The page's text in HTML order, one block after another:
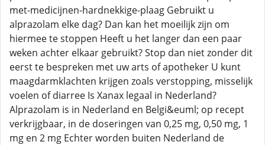
met-medicijnen-hardnekkige-plaag Gebruikt u
alprazolam elke dag? Dan kan het moeilijk zijn om
hiermee te stoppen Heeft u het langer dan een paar
weken achter elkaar gebruikt? Stop dan niet zonder dit
eerst te bespreken met uw arts of apotheker U kunt
maagdarmklachten krijgen zoals verstopping, misselijk
voelen of diarree Is Xanax legaal in Nederland?
Alprazolam is in Nederland en Belgi&euml; op recept
verkrijgbaar, in de doseringen van 0,25 mg, 0,50 mg, 1
mg en 2 mg Echter worden buiten Nederland de